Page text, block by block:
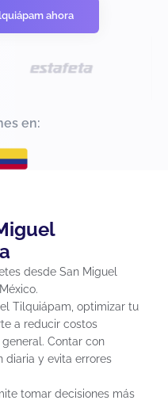
ahora
en:
desde San Miguel
Tilquiápam, optimizar tu
a reducir costos
Contar con
diaria y evita errores
tomar decisiones más